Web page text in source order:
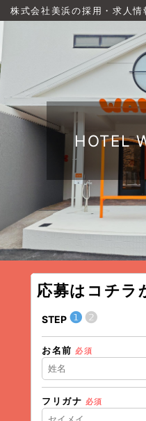
株式会社美浜の採用・求人情
HOTEL
応募はコチラ
STEP ❶❷
お名前 必須
フリガナ 必須